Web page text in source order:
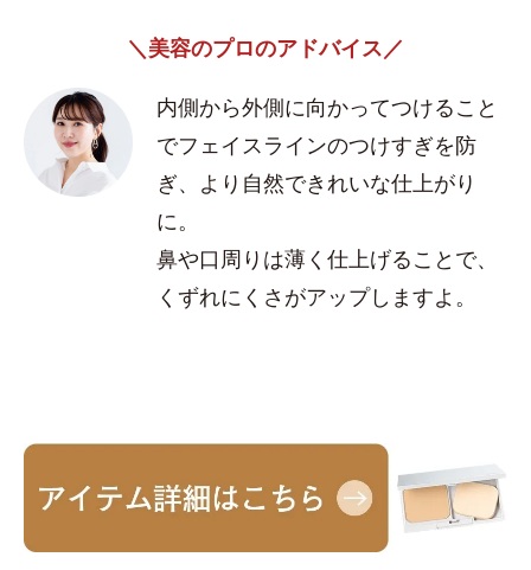
＼美容のプロのアドバイス／
内側から外側に向かってつけること
でフェイスラインのつけすぎを防
ぎ、より自然できれいな仕上がり
に。
鼻や口周りは薄く仕上げることで、
くずれにくさがアップしますよ。